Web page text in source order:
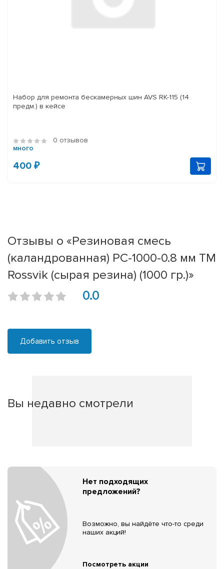
Набор для ремонта бескамерных шин AVS RK-115 (14
предм.) в кейсе
0 отзывов
много
400 ₽
Отзывы о «Резиновая смесь
(каландрованная) РС-1000-0.8 мм ТМ
Rossvik (сырая резина) (1000 гр.)»
0.0
Добавить отзыв
Вы недавно смотрели
Нет подходящих
предложений?
Возможно, вы найдёте что-то среди
наших акций!
Посмотреть акции